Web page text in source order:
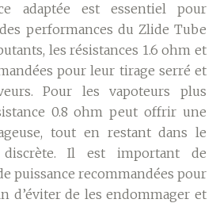
adaptée est essentiel pour
performances du Zlide Tube
les résistances 1.6 ohm et
pour leur tirage serré et
Pour les vapoteurs plus
0.8 ohm peut offrir une
tout en restant dans le
discrète. Il est important de
puissance recommandées pour
d’éviter de les endommager et